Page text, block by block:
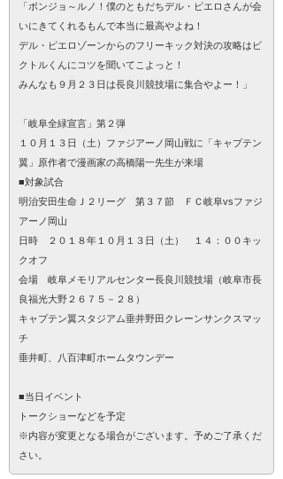
「ボンジョ～ルノ！僕のともだちデル・ピエロさんが会
いにきてくれるもんで本当に最高やよね！
デル・ピエロゾーンからのフリーキック対決の攻略はビ
クトルくんにコツを聞いてこよっと！
みんなも９月２３日は長良川競技場に集合やよー！」
「岐阜全緑宣言」第２弾
１０月１３日（土）ファジアーノ岡山戦に「キャプテン
翼」原作者で漫画家の高橋陽一先生が来場
■対象試合
明治安田生命Ｊ２リーグ 第３７節 ＦＣ岐阜vsファジ
アーノ岡山
日時 ２０１８年１０月１３日（土） １４：００キッ
クオフ
会場 岐阜メモリアルセンター長良川競技場（岐阜市長
良福光大野２６７５－２８）
キャプテン翼スタジアム垂井野田クレーンサンクスマッ
チ
垂井町、八百津町ホームタウンデー
■当日イベント
トークショーなどを予定
※内容が変更となる場合がございます。予めご了承くだ
さい。